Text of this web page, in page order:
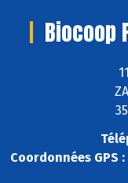
Biocoop
Coordonnées GPS :